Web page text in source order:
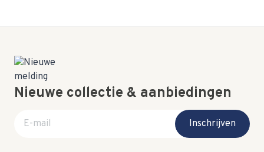
Nieuwe collectie & aanbiedingen
E-mail adres
Inschrijven